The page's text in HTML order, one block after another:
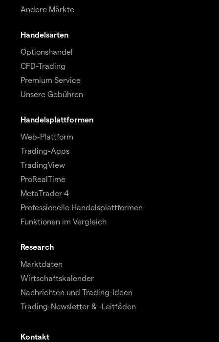
Andere Märkte
Handelsarten
Optionshandel
CFD-Trading
Premium Service
Unsere Gebühren
Handelsplattformen
Web-Plattform
Trading-Apps
TradingView
ProRealTime
MetaTrader 4
Professionelle Handelsplattformen
Funktionen im Vergleich
Research
Marktdaten
Wirtschaftskalender
Nachrichten und Trading-Ideen
Trading-Newsletter & -Leitfäden
Kontakt